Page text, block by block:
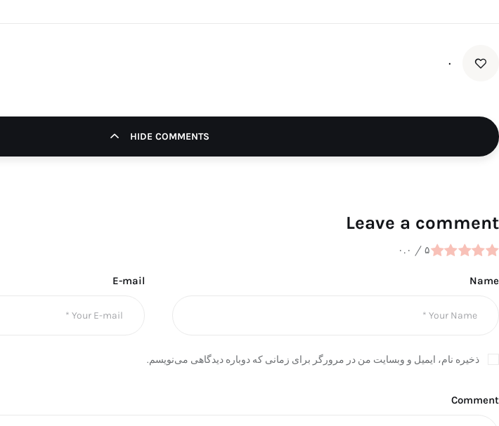
۰
HIDE COMMENTS
Leave a comment
۰.۰ / ۵
Name
E-mail
ذخیره نام، ایمیل و وبسایت من در مرورگر برای زمانی که دوباره دیدگاهی می‌نویسم.
Comment